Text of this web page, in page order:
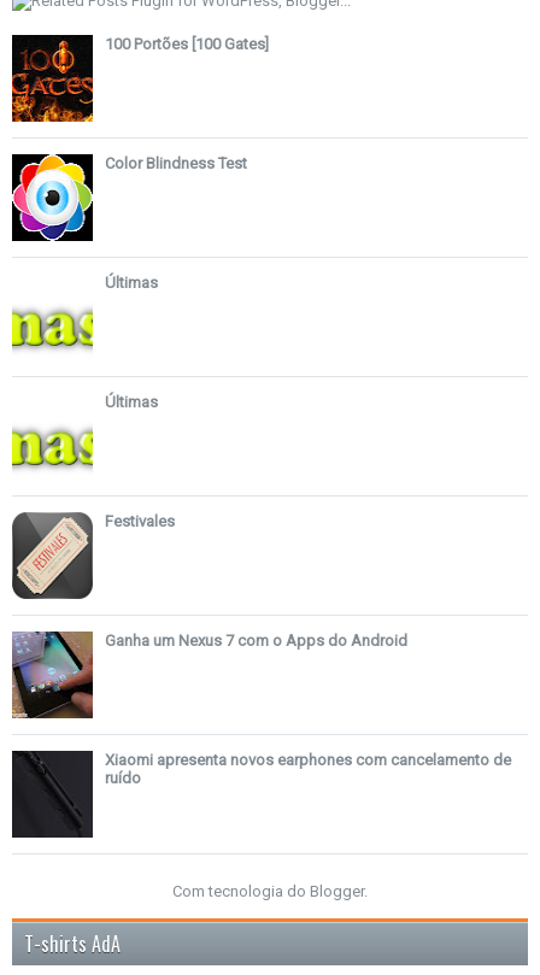
100 Portões [100 Gates]
Color Blindness Test
Últimas
Últimas
Festivales
Ganha um Nexus 7 com o Apps do Android
Xiaomi apresenta novos earphones com cancelamento de
ruído
Com tecnologia do Blogger.
T-shirts AdA